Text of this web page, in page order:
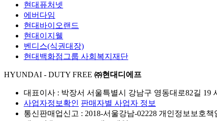
현대퓨처넷
에버다임
현대바이오랜드
현대이지웰
벤디스(식권대장)
현대백화점그룹 사회복지재단
HYUNDAI - DUTY FREE ㈜현대디에프
대표이사 : 박장서 서울특별시 강남구 영동대로82길 19
사업자정보확인 판매자별 사업자 정보
통신판매업신고 : 2018-서울강남-02228 개인정보보호책